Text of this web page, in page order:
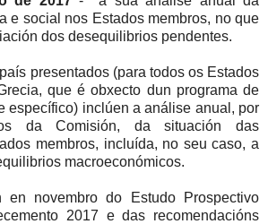
e social nos Estados membros, no que
dos desequilibrios pendentes.
presentados (para todos os Estados
que é obxecto dun programa de
específico) inclúen a análise anual, por
da Comisión, da situación das
membros, incluída, no seu caso, a
macroeconómicos.
en novembro do Estudo Prospectivo
2017 e das recomendacións